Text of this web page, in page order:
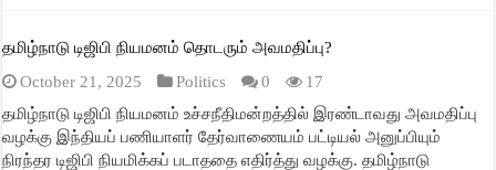
தமிழ்நாடு டிஜிபி நியமனம் தொடரும் அவமதிப்பு?
October 21, 2025
Politics 0
17
தமிழ்நாடு டிஜிபி நியமனம் உச்சநீதிமன்றத்தில் இரண்டாவது அவமதிப்பு
வழக்கு இந்தியப் பணியாளர் தேர்வாணையம் பட்டியல் அனுப்பியும்
நிரந்தர டிஜிபி நியமிக்கப் படாததை எதிர்த்து வழக்கு. தமிழ்நாடு